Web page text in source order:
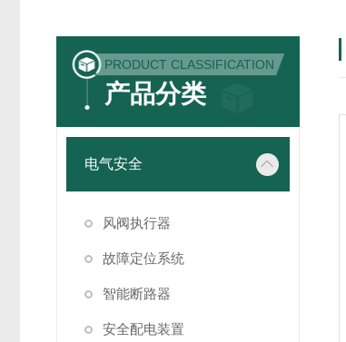
PRODUCT CLASSIFICATION
产品分类
电气安全
风阀执行器
故障定位系统
智能断路器
安全配电装置